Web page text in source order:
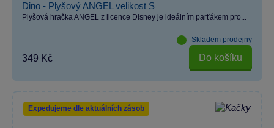
Dino - Plyšový ANGEL velikost S
Plyšová hračka ANGEL z licence Disney je ideálním parťákem pro...
Skladem prodejny
349 Kč Do košíku
Expedujeme dle aktuálních zásob